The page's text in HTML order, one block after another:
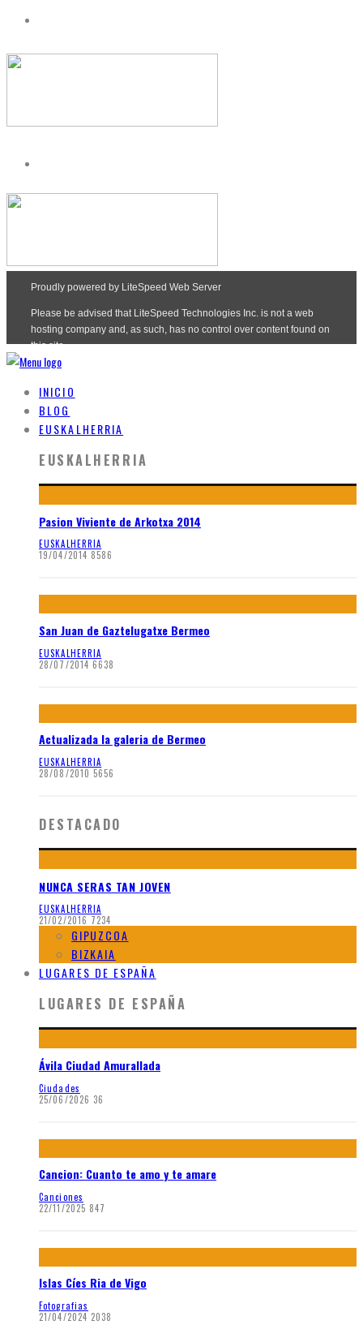
INICIO
BLOG
EUSKALHERRIA
EUSKALHERRIA
Pasion Viviente de Arkotxa 2014
EUSKALHERRIA
19/04/2014 8586
San Juan de Gaztelugatxe Bermeo
EUSKALHERRIA
28/07/2014 6638
Actualizada la galeria de Bermeo
EUSKALHERRIA
28/08/2010 5656
DESTACADO
NUNCA SERAS TAN JOVEN
EUSKALHERRIA
21/02/2016 7234
GIPUZCOA
BIZKAIA
LUGARES DE ESPAÑA
LUGARES DE ESPAÑA
Ávila Ciudad Amurallada
Ciudades
25/06/2026 36
Cancion: Cuanto te amo y te amare
Canciones
22/11/2025 847
Islas Cíes Ria de Vigo
Fotografias
21/04/2024 2038